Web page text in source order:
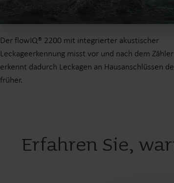
Der flowIQ® 2200 mit integrierter akustischer
Leckageerkennung misst vor und nach dem
erkennt dadurch Leckagen an Hausanschlüssen
früher.
Erfahren Sie,